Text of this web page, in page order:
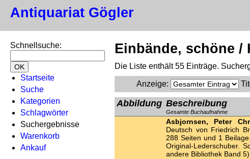
Antiquariat Gögler
Schnellsuche:
Startseite
Suche
Kategorien
Schlagwörter
Suchergebnisse
Warenkorb
Ankauf
Einbände, schöne /
Die Liste enthält 55 Einträge.
Anzeige:
Abbildung Beschreibung
Gesamte Buchaufnahme
Asbjornsen, Peter
Deutsch von Friedrich
288 Seiten und 1
Original-Lederschuber.
andere Bibliothek Band 5).